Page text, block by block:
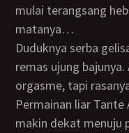
mulai terangsang
matanya…
Duduknya serba gelisah dan tangannya meremas-
remas ujung
orgasme, tapi
Permainan liar
makin dekat menuju